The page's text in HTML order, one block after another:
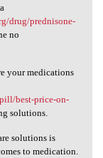
drug/prednisone-
no
your medications
best-price-on-
solutions.
solutions is
to medication.